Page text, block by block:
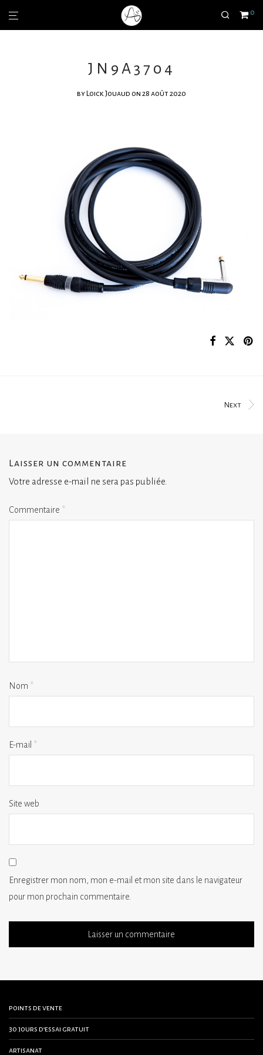
0
JN9A3704
by Loick Jouaud on 28 août 2020
Next
Laisser un commentaire
Votre adresse e-mail ne sera pas publiée.
Commentaire *
Nom *
E-mail *
Site web
Enregistrer mon nom, mon e-mail et mon site dans le navigateur
pour mon prochain commentaire.
points de vente
30 jours d’essai gratuit
artisanat